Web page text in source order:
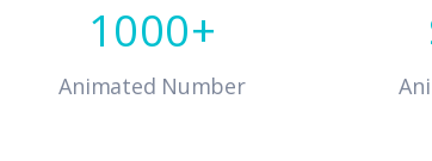
1000
Animated Number